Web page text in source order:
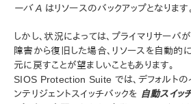
LifeKeeper for Windows について
LifeKeeper for Windows の設
アクティブ / アクティブグループ化
アクティブ / スタンバイグループ
インテリジェントスイッチバックと
ーバ A はリソースのバックアップとなります
しかし、状況によっては、プライマリサーバが
障害から復旧した場合、リソースを自動的に
元に戻すことが望ましいこともあります。
SIOS Protection Suite では、デフォルトの
ンテリジェントスイッチバックを 自動スイッ